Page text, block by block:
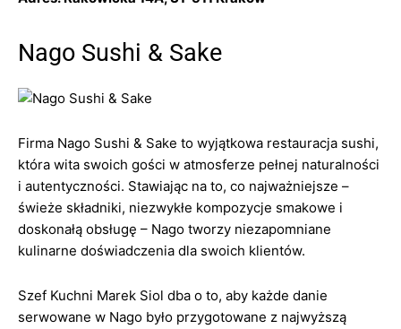
Nago Sushi & Sake
Firma Nago Sushi & Sake to wyjątkowa restauracja sushi,
która wita swoich gości w atmosferze pełnej naturalności
i autentyczności. Stawiając na to, co najważniejsze –
świeże składniki, niezwykłe kompozycje smakowe i
doskonałą obsługę – Nago tworzy niezapomniane
kulinarne doświadczenia dla swoich klientów.
Szef Kuchni Marek Siol dba o to, aby każde danie
serwowane w Nago było przygotowane z najwyższą